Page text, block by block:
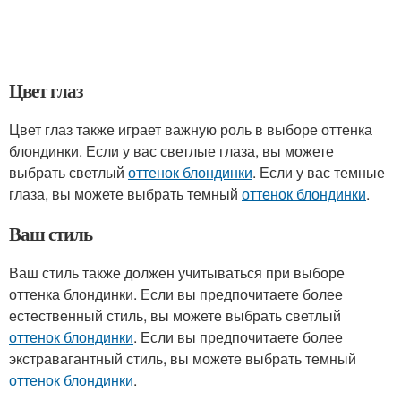
Цвет глаз
Цвет глаз также играет важную роль в выборе оттенка
блондинки. Если у вас светлые глаза, вы можете
выбрать светлый оттенок блондинки. Если у вас темные
глаза, вы можете выбрать темный оттенок блондинки.
Ваш стиль
Ваш стиль также должен учитываться при выборе
оттенка блондинки. Если вы предпочитаете более
естественный стиль, вы можете выбрать светлый
оттенок блондинки. Если вы предпочитаете более
экстравагантный стиль, вы можете выбрать темный
оттенок блондинки.